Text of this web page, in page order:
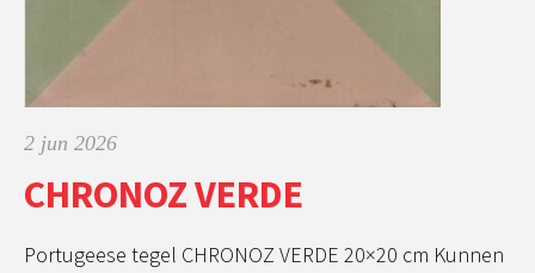
2 jun 2026
CHRONOZ VERDE
Portugeese tegel CHRONOZ VERDE 20×20 cm Kunnen